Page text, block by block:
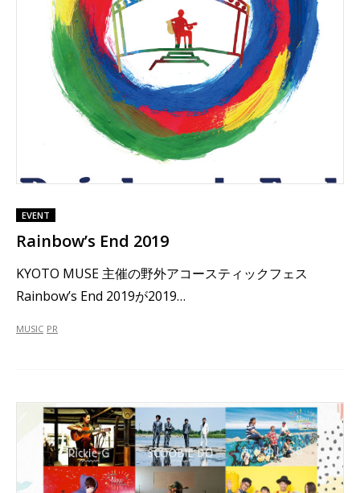
EVENT
Rainbow’s End 2019
KYOTO MUSE 主催の野外アコースティックフェス
Rainbow’s End 2019が2019…
MUSIC PR